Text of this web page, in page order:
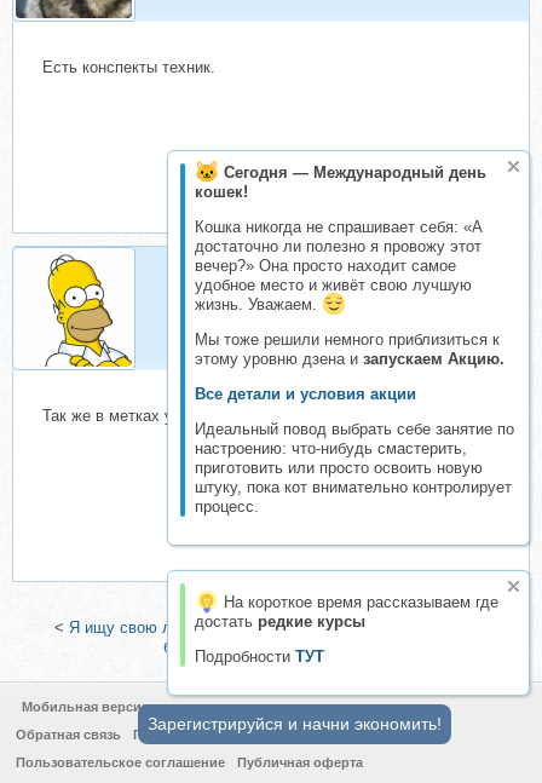
Сегодня — Международный день
кошек!
Кошка никогда не спрашивает себя: «А
достаточно ли полезно я провожу этот
вечер?» Она просто находит самое
удобное место и живёт свою лучшую
жизнь. Уважаем.
Мы тоже решили немного приблизиться к
этому уровню дзена и запускаем Акцию.
Все детали и условия акции
Идеальный повод выбрать себе занятие по
настроению: что-нибудь смастерить,
приготовить или просто освоить новую
штуку, пока кот внимательно контролирует
процесс.
На короткое время рассказываем где
достать редкие курсы
Подробности ТУТ
Есть конспекты техник.
Homer
Супермодератор
Так же в метках указываем фамилия и имя автора.
< Я ищу свою любовь (Антон Артмид)|Обучение навыкам
биолокации (Ирина Дудник)
Мобильная версия
Обратная связь
Политика конфиденциальности
Пользовательское соглашение
Публичная оферта
Зарегистрируйся и начни экономить!